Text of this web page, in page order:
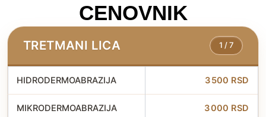
CENOVNIK
TRETMANI LICA 1 / 7
HIDRODERMOABRAZIJA 3500 RSD
MIKRODERMOABRAZIJA 3000 RSD